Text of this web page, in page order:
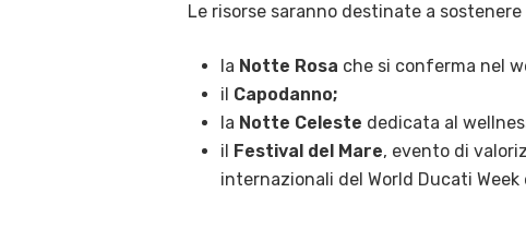
Le risorse saranno destinate a sostenere
la Notte Rosa che si conferma nel
il Capodanno;
la Notte Celeste dedicata al
il Festival del Mare, evento di
internazionali del World Ducati Week